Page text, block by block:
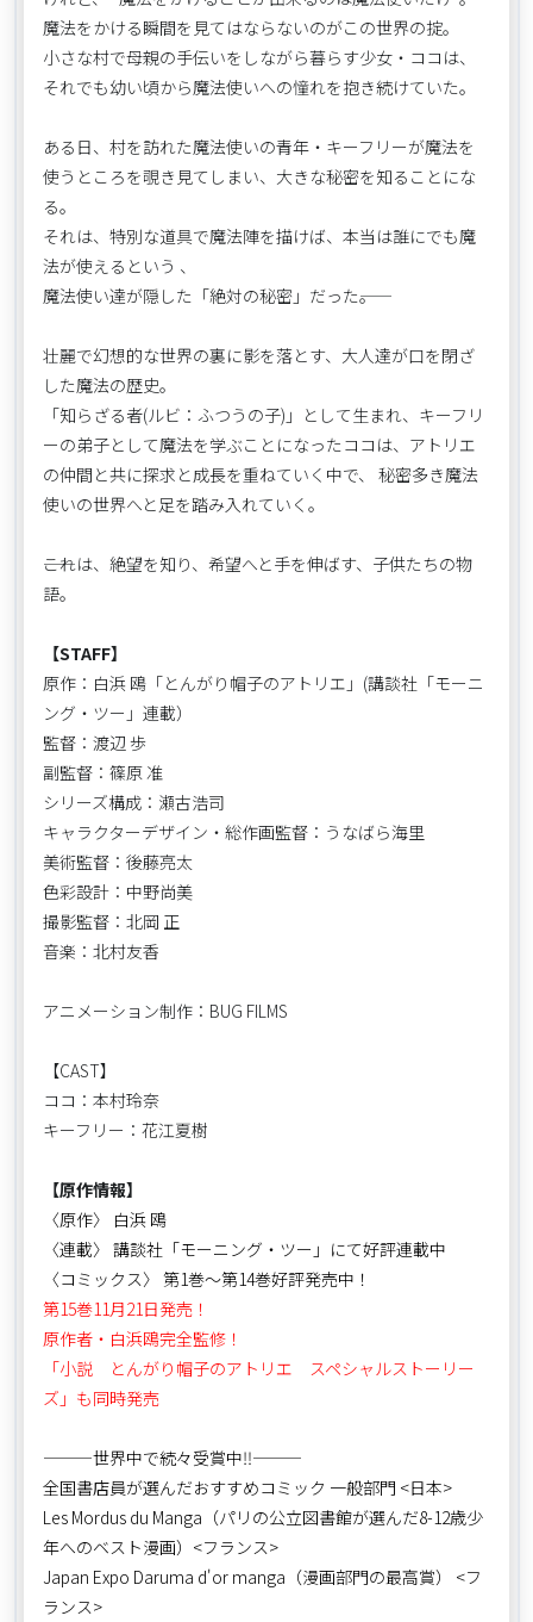
魔法をかける瞬間を見てはならないのがこの世界の掟。
小さな村で母親の手伝いをしながら暮らす少女・ココは、
それでも幼い頃から魔法使いへの憧れを抱き続けていた。
ある日、村を訪れた魔法使いの青年・キーフリーが魔法を
使うところを覗き見てしまい、大きな秘密を知ることにな
る。
それは、特別な道具で魔法陣を描けば、本当は誰にでも魔
法が使えるという 、
魔法使い達が隠した「絶対の秘密」だった――。
壮麗で幻想的な世界の裏に影を落とす、大人達が口を閉ざ
した魔法の歴史。
「知らざる者(ルビ：ふつうの子)」として生まれ、キーフリ
ーの弟子として魔法を学ぶことになったココは、アトリエ
の仲間と共に探求と成長を重ねていく中で、 秘密多き魔法
使いの世界へと足を踏み入れていく。
――これは、絶望を知り、希望へと手を伸ばす、子供たちの物
語。
【STAFF】
原作：白浜 鴎「とんがり帽子のアトリエ」(講談社「モーニ
ング・ツー」連載）
監督：渡辺 歩
副監督：篠原 准
シリーズ構成：瀬古浩司
キャラクターデザイン・総作画監督：うなばら海里
美術監督：後藤亮太
色彩設計：中野尚美
撮影監督：北岡 正
音楽：北村友香
アニメーション制作：BUG FILMS
【CAST】
ココ：本村玲奈
キーフリー：花江夏樹
【原作情報】
〈原作〉 白浜 鴎
〈連載〉 講談社「モーニング・ツー」にて好評連載中
〈コミックス〉 第1巻～第14巻好評発売中！
第15巻11月21日発売！
原作者・白浜鴎完全監修！
「小説 とんがり帽子のアトリエ スペシャルストーリー
ズ」も同時発売
―――世界中で続々受賞中‼―――
全国書店員が選んだおすすめコミック 一般部門 <日本>
Les Mordus du Manga（パリの公立図書館が選んだ8-12歳少
年へのベスト漫画）<フランス>
Japan Expo Daruma d'or manga（漫画部門の最高賞） <フ
ランス>